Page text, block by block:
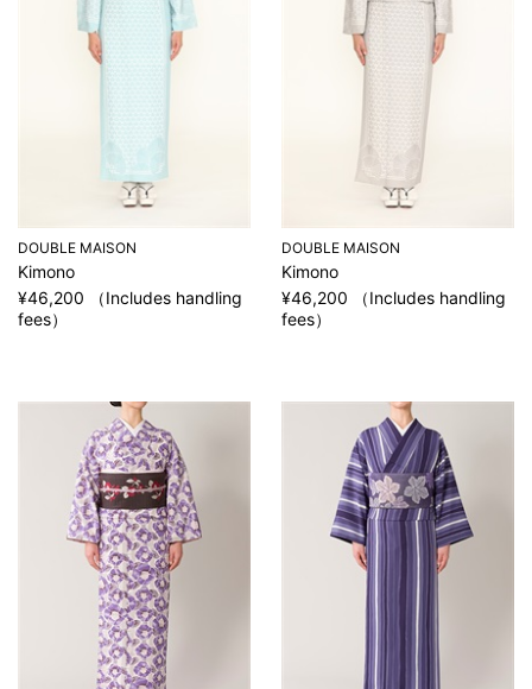
DOUBLE MAISON
Kimono
¥46,200 （Includes handling
fees）
DOUBLE MAISON
Kimono
¥46,200 （Includes handling
fees）